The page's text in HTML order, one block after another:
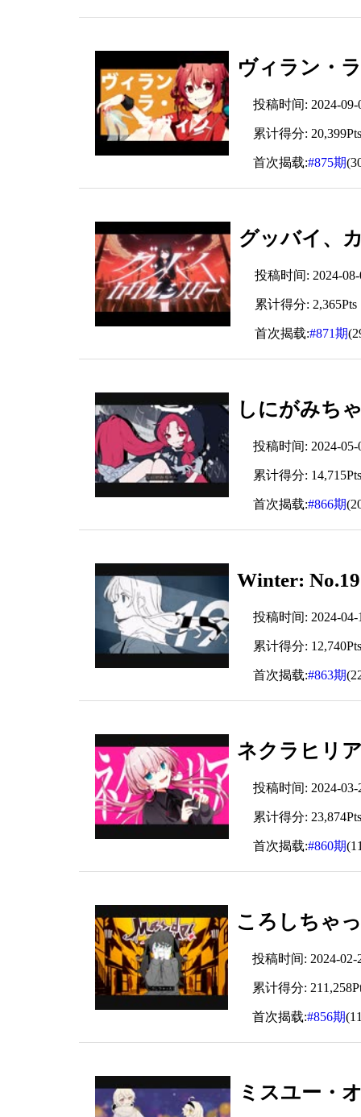
ヴィラン・
投稿时间: 2024-09-
累计得分:
首次揭载:#875期
グッバイ、
投稿时间: 2024-08-
累计得分: 2,365Pts
首次揭载:#871期
しにがみち
投稿时间: 2024-05-
累计得分:
首次揭载:#866期
Winter:
投稿时间: 2024-04-
累计得分:
首次揭载:#863期
ネクラヒリ
投稿时间: 2024-03-
累计得分:
首次揭载:#860期
ころしちゃ
投稿时间: 2024-02-
累计得分:
首次揭载:#856期
ミスユー・